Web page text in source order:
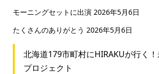
モーニングセットに出演 2026年5月6日
たくさんのありがとう 2026年5月6日
北海道179市町村にHIRAKUが行く！
プロジェクト